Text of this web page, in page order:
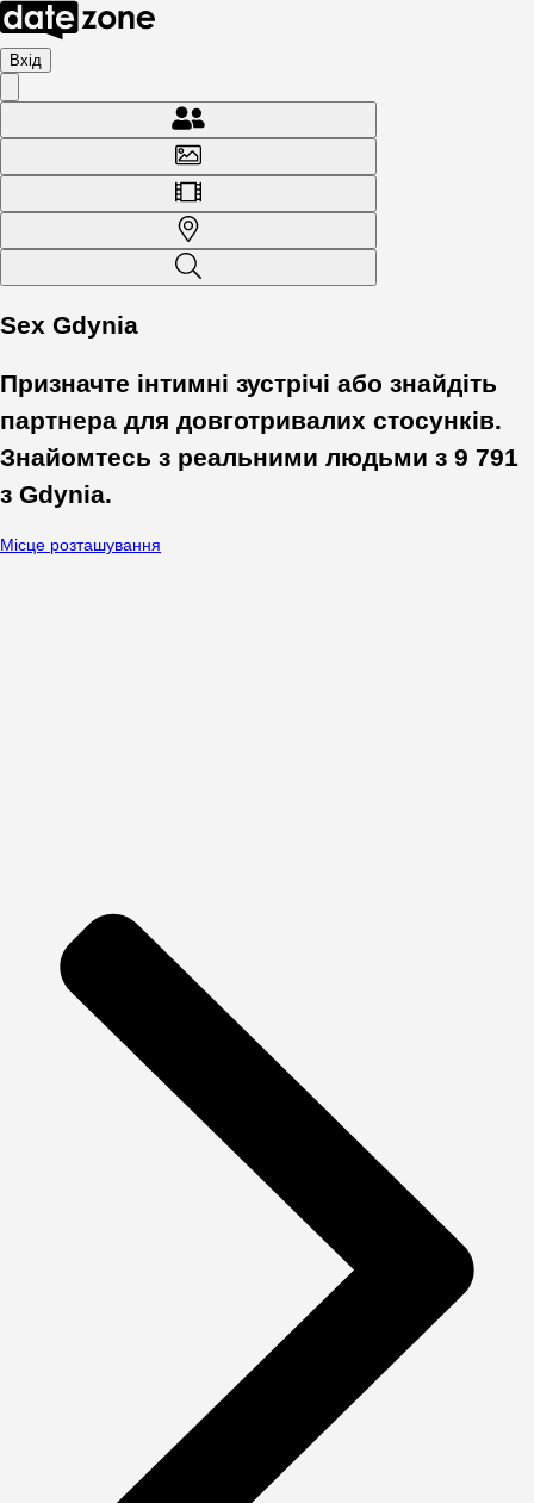
Вхід
Sex Gdynia
Призначте інтимні зустрічі або знайдіть
партнера для довготривалих стосунків.
Знайомтесь з реальними людьми з 9 791
з Gdynia.
Місце розташування